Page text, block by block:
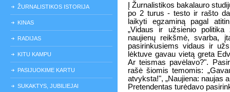
ŽURNALISTIKOS ISTORIJA
KINAS
RADIJAS
KITU KAMPU
PASIJUOKIME KARTU
SUKAKTYS, JUBILIEJAI
Į Žurnalistikos bakalauro
po 2 turus - testo ir rašto
laikyti egzaminą pagal
„Vidaus ir užsienio politika
naujienų reikšmė, svarba,
pasirinkusiems vidaus ir
lėktuve gavau vietą greta
Ar teismas pavėlavo?".
rašė šiomis temomis:
atvyksta!", „Naujiena: naujas
Pretendentas turėdavo